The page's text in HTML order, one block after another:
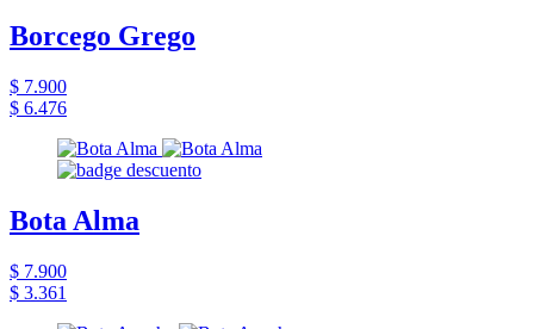
Borcego Grego
$ 7.900
$ 6.476
Bota Alma
$ 7.900
$ 3.361